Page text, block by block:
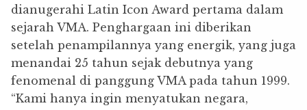
dianugerahi Latin Icon Award pertama dalam
sejarah VMA. Penghargaan ini diberikan
setelah penampilannya yang energik, yang juga
menandai 25 tahun sejak debutnya yang
fenomenal di panggung VMA pada tahun 1999.
“Kami hanya ingin menyatukan negara,